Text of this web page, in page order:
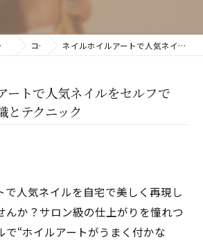
コラム ネイルホイルアートで人気ネイルをセルフで再現する新常識とテクニック
ートで人気ネイルをセルフで
とテクニック
で人気ネイルを自宅で美しく再現し
んか？サロン級の仕上がりを憧れつ
で“ホイルアートがうまく付かな